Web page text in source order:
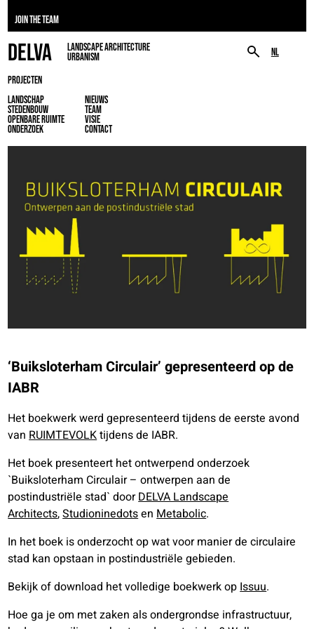
JOIN THE TEAM
NL
DELVA
LANDSCAPE ARCHITECTURE
URBANISM
PROJECTEN
LANDSCHAP
STEDENBOUW
OPENBARE RUIMTE
ONDERZOEK
NIEUWS
TEAM
VISIE
CONTACT
‘Buiksloterham Circulair’ gepresenteerd op de
IABR
Het boekwerk werd gepresenteerd tijdens de eerste avond
vanRUIMTEVOLKtijdens de IABR.
Het boek presenteert het ontwerpend onderzoek
`Buiksloterham Circulair – ontwerpen aan de
postindustriële stad` doorDELVA Landscape
Architects,StudioninedotsenMetabolic.
In het boek is onderzocht op wat voor manier de circulaire
stad kan opstaan in postindustriële gebieden.
Bekijk of download het volledige boekwerk opIssuu.
Hoe ga je om met zaken als ondergrondse infrastructuur,